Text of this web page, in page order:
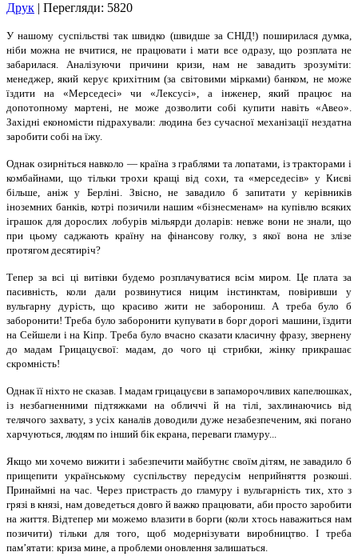
Друк | Перегляди: 5820
У нашому суспільстві так швидко (швидше за СНІД!) поширилася думка,
ніби можна не вчитися, не працювати і мати все одразу, що розплата не
забарилася. Аналізуючи причини кризи, нам не завадить зро­зуміти:
менеджер, який керує кри­хітним (за світовими мірками) банком, не може
їздити на «Мерседесі» чи «Лексусі», а інженер, який працює на
допотопному мартені, не може дозволити собі купити навіть «Авео».
Західні економісти підраху­вали: людина без сучасної механізації нездатна
заробити собі на їжу.
Однак озирніться навколо — країна з граблями та лопатами, із тракторами і
комбайнами, що тільки трохи кращі від сохи, та «мер­седесів» у Києві
більше, аніж у Берліні. Звісно, не завадило б запитати у керівників
іноземних банків, котрі позичили нашим «бізнесменам» на купівлю всяких
іграшок для дорослих лобурів мільярди доларів: невже вони не знали, що
при цьому саджа­ють країну на фінансову голку, з якої вона не злізе
протягом десятиріч?
Тепер за всі ці витівки будемо роз­плачуватися всім миром. Це плата за
пасивність, коли дали розвинутися ницим інстинктам, повіривши у
вульгарну дурість, що красиво жити не заборониш. А треба було б
заборонити! Треба було заборонити купувати в борг дорогі машини, їздити
на Сейшели і на Кіпр. Треба було вчасно сказати класичну фразу, звернену
до мадам Грицацуєвої: мадам, до чого ці стрибки, жінку прикрашає
скромність!
Однак її ніхто не сказав. І мадам грицацуєви в запаморочливих капелюшках,
із незбагненними підтяжками на обличчі й на тілі, захлинаючись від
телячого захвату, з усіх каналів доводили дуже незабезпеченим, які погано
харчуються, людям по інший бік екрана, переваги гламуру...
Якщо ми хочемо вижити і забезпечити майбутнє своїм дітям, не завадило б
прищепити українському суспільству передусім неприйняття розкоші.
Принаймні на час. Че­рез пристрасть до гламуру і вульгарність тих, хто з
грязі в князі, нам доведеться довго й важко працювати, аби просто заробити
на життя. Відтепер ми можемо влазити в борги (коли хтось наважиться нам
позичити) тільки для того, щоб модернізувати виробництво. І треба
пам’ятати: криза мине, а проблеми оновлення залишаться.